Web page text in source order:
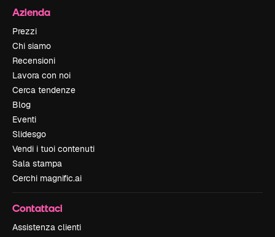
Azienda
Prezzi
Chi siamo
Recensioni
Lavora con noi
Cerca tendenze
Blog
Eventi
Slidesgo
Vendi i tuoi contenuti
Sala stampa
Cerchi magnific.ai
Contattaci
Assistenza clienti